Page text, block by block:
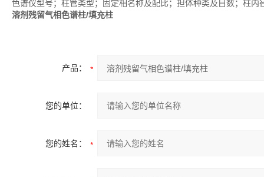
色谱仪型号；柱管类型；固定相名称及配比；担体种类及目数；柱内
溶剂残留气相色谱柱/填充柱
产品：
您的单位：
您的姓名：